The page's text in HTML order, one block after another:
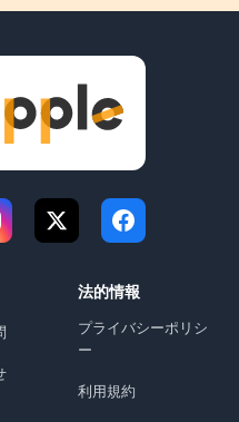
法的情報
プライバシーポリシ
ー
利用規約